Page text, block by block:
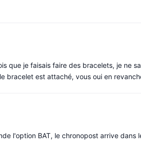
que je faisais faire des bracelets, je ne
bracelet est attaché, vous oui en
l'option BAT, le chronopost arrive dans